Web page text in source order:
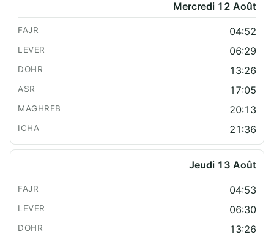
Mercredi 12 Août
04:52
06:29
13:26
17:05
20:13
21:36
Jeudi 13 Août
04:53
06:30
13:26